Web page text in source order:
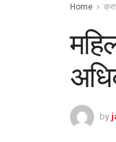
Home
by